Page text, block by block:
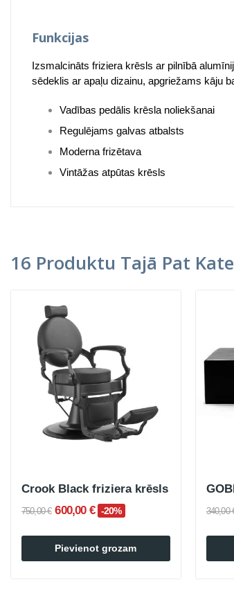
Funkcijas
Izsmalcināts friziera krēsls ar pilnībā
sēdeklis ar apaļu dizainu, apgriežams kāju
Vadības pedālis krēsla noliekšanai
Regulējams galvas atbalsts
Moderna frizētava
Vintāžas atpūtas krēsls
16 Produktu Tajā Pat
Crook Black friziera krēsls
750,00 € 600,00 € -20%
Pievienot grozam
340,00